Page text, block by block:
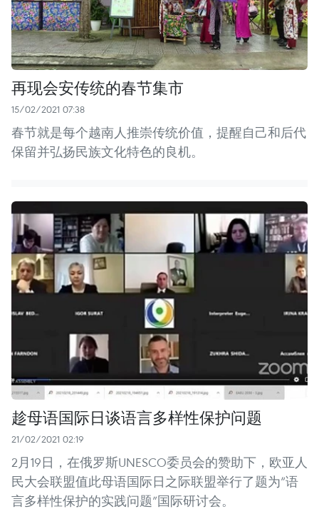
再现会安传统的春节集市
15/02/2021 07:38
春节就是每个越南人推崇传统价值，提醒自己和后代
保留并弘扬民族文化特色的良机。
趁母语国际日谈语言多样性保护问题
21/02/2021 02:19
2月19日，在俄罗斯UNESCO委员会的赞助下，欧亚人
民大会联盟值此母语国际日之际联盟举行了题为“语
言多样性保护的实践问题”国际研讨会。